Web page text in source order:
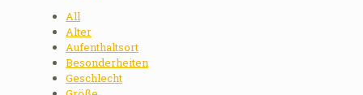
All
Alter
Aufenthaltsort
Besonderheiten
Geschlecht